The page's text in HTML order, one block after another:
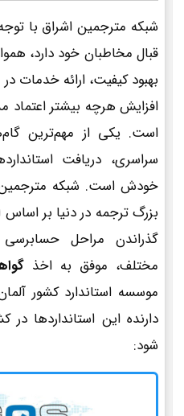
شبکه مترجمین اشراق با
قبال مخاطبان خود دارد،
بهبود کیفیت، ارائه خدمات
افزایش هرچه بیشتر اعتماد
است. یکی از مهم‌ترین
سراسری، دریافت
خودش است. شبکه
بزرگ ترجمه در دنیا بر
گذراندن مراحل
مختلف، موفق به اخذ
موسسه استاندارد کشور
دارنده این استانداردها
شود: